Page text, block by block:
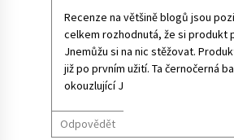
Recenze na většině blogů jsou
celkem rozhodnutá, že si produkt
Jnemůžu si na nic stěžovat.
již po prvním užití. Ta černočerná
okouzlující J
Odpovědět